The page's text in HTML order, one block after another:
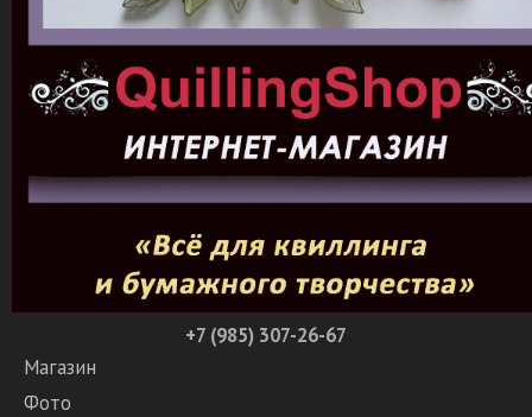
+7 (985) 307-26-67
Магазин
Фото